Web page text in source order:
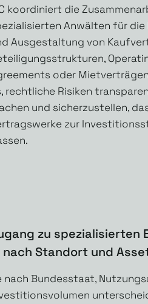
koordiniert die
Anwälten für die
Ausgestaltung von
oder
rechtliche Risiken
und sicherzustellen,
zur
zu spezialisierten
nach Standort und
nach Bundesstaat,